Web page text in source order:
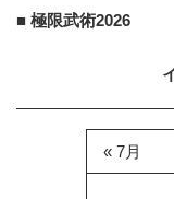
■ 極限武術2026
« 7月